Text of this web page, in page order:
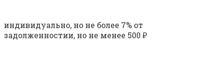
индивидуально, но не более 7% от
задолженностии, но не менее 500 ₽